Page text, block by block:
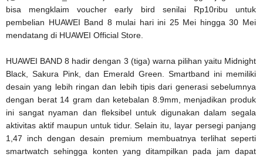
bisa mengklaim voucher early bird senilai Rp10ribu untuk
pembelian HUAWEI Band 8 mulai hari ini 25 Mei hingga 30 Mei
mendatang di HUAWEI Official Store.
HUAWEI BAND 8 hadir dengan 3 (tiga) warna pilihan yaitu Midnight
Black, Sakura Pink, dan Emerald Green. Smartband ini memiliki
desain yang lebih ringan dan lebih tipis dari generasi sebelumnya
dengan berat 14 gram dan ketebalan 8.9mm, menjadikan produk
ini sangat nyaman dan fleksibel untuk digunakan dalam segala
aktivitas aktif maupun untuk tidur. Selain itu, layar persegi panjang
1,47 inch dengan desain premium membuatnya terlihat seperti
smartwatch sehingga konten yang ditampilkan pada jam dapat